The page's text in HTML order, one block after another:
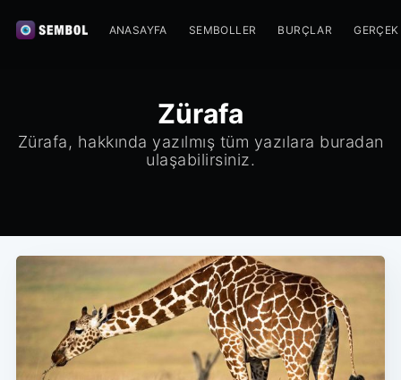
ANASAYFA SEMBOLLER BURÇLAR
Zürafa
Zürafa, hakkında yazılmış tüm yazılara buradan
ulaşabilirsiniz.